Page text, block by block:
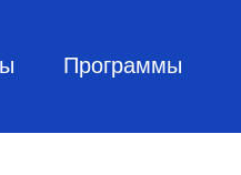
Программы